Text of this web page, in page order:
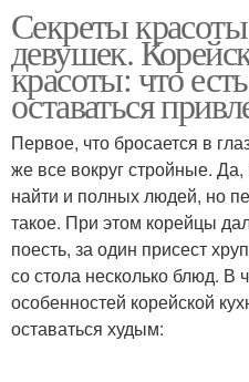
Корейская косметика
Секреты
девушек.
красоты: что
оставаться
Первое, что бросается в
же все вокруг стройные.
найти и полных людей, но
такое. При этом корейцы
поесть, за один присест
со стола несколько блюд. В
особенностей корейской
оставаться худым: